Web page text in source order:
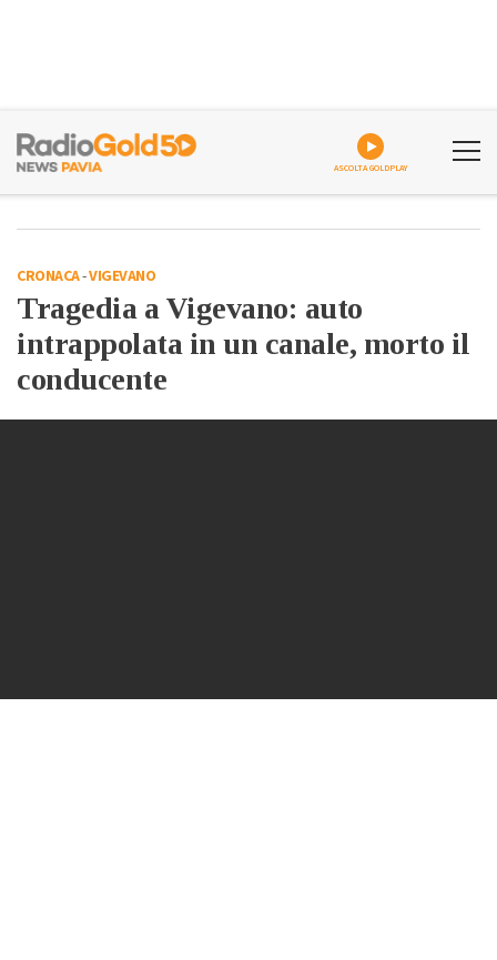
ASCOLTA GOLDPLAY
CRONACA-VIGEVANO
Tragedia a Vigevano: auto
intrappolata in un canale, morto il
conducente